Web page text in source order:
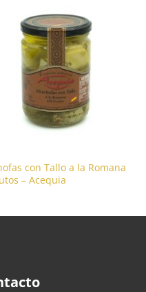
con Tallo a la Romana
– Acequia